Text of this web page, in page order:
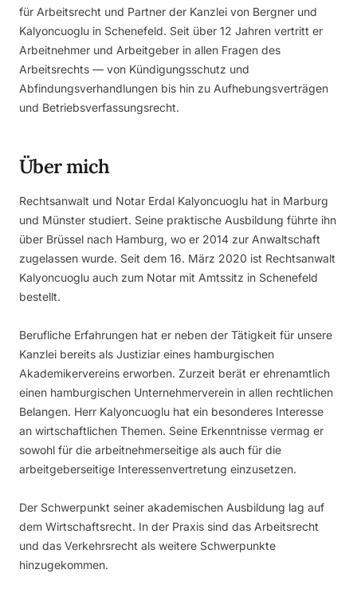
für Arbeitsrecht und Partner der Kanzlei von Bergner und
Kalyoncuoglu in Schenefeld. Seit über 12 Jahren vertritt er
Arbeitnehmer und Arbeitgeber in allen Fragen des
Arbeitsrechts — von Kündigungsschutz und
Abfindungsverhandlungen bis hin zu Aufhebungsverträgen
und Betriebsverfassungsrecht.
Über mich
Rechtsanwalt und Notar Erdal Kalyoncuoglu hat in Marburg
und Münster studiert. Seine praktische Ausbildung führte ihn
über Brüssel nach Hamburg, wo er 2014 zur Anwaltschaft
zugelassen wurde. Seit dem 16. März 2020 ist Rechtsanwalt
Kalyoncuoglu auch zum Notar mit Amtssitz in Schenefeld
bestellt.
Berufliche Erfahrungen hat er neben der Tätigkeit für unsere
Kanzlei bereits als Justiziar eines hamburgischen
Akademikervereins erworben. Zurzeit berät er ehrenamtlich
einen hamburgischen Unternehmerverein in allen rechtlichen
Belangen. Herr Kalyoncuoglu hat ein besonderes Interesse
an wirtschaftlichen Themen. Seine Erkenntnisse vermag er
sowohl für die arbeitnehmerseitige als auch für die
arbeitgeberseitige Interessenvertretung einzusetzen.
Der Schwerpunkt seiner akademischen Ausbildung lag auf
dem Wirtschaftsrecht. In der Praxis sind das Arbeitsrecht
und das Verkehrsrecht als weitere Schwerpunkte
hinzugekommen.